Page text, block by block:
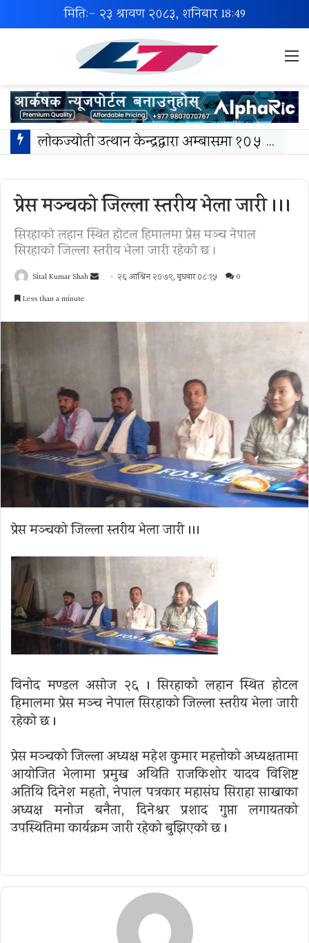
मिति:- २३ श्रावण २०८३, शनिबार18:49
लोकज्योती उत्थान केन्द्रद्वारा अम्बासमा १०५ विपन्न विद्यार्थीलाई शैक्षिक तथा खेलकुद सामग्री वितरण
प्रेस मञ्चको जिल्ला स्तरीय भेला जारी ।।।
सिरहाको लहान स्थित होटल हिमालमा प्रेस मञ्च नेपाल
सिरहाको जिल्ला स्तरीय भेला जारी रहेको छ ।
Sital Kumar Shah
Send २६ आश्विन २०७९, बुधबार ०८:१५
0
Less than a minute
प्रेस मञ्चको जिल्ला स्तरीय भेला जारी ।।।
विनोद मण्डल असाेज २६ । सिरहाको लहान स्थित होटल
हिमालमा प्रेस मञ्च नेपाल सिरहाको जिल्ला स्तरीय भेला जारी
रहेको छ ।
प्रेस मञ्चको जिल्ला अध्यक्ष महेश कुमार महत्तोको अध्यक्षतामा
आयोजित भेलामा प्रमुख अथिति राजकिशोर यादव विशिष्ट
अतिथि दिनेश महतो, नेपाल पत्रकार महासंघ सिराहा साखाका
अध्यक्ष मनोज बनैता, दिनेश्वर प्रशाद गुप्ता लगायतको
उपस्थितिमा कार्यक्रम जारी रहेको बुझिएको छ ।